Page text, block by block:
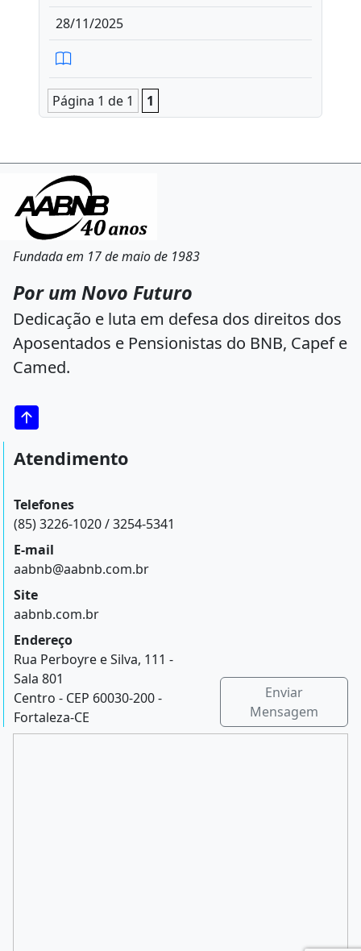
28/11/2025
Página 1 de 1 1
Fundada em 17 de maio de 1983
Por um Novo Futuro
Dedicação e luta em defesa dos direitos dos
Aposentados e Pensionistas do BNB, Capef e
Camed.
Atendimento
Telefones
(85) 3226-1020 / 3254-5341
E-mail
aabnb@aabnb.com.br
Site
aabnb.com.br
Endereço
Rua Perboyre e Silva, 111 -
Sala 801
Centro - CEP 60030-200 -
Fortaleza-CE
Enviar
Mensagem